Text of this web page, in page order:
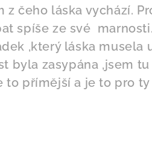
čeho láska vychází.
spíše ze své
,který láska musela
byla zasypána ,jsem
přímější a je to pro